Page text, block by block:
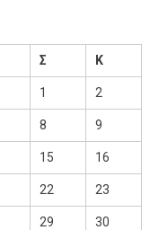
Σ Κ
1 2
8 9
15 16
22 23
29 30